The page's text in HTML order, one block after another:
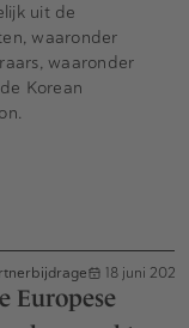
uit de
waaronder
waaronder
Korean
18 juni 2026
Europese